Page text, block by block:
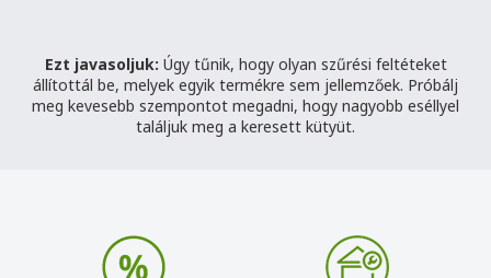
Ezt javasoljuk: Úgy tűnik, hogy olyan szűrési feltéteket
állítottál be, melyek egyik termékre sem jellemzőek. Próbálj
meg kevesebb szempontot megadni, hogy nagyobb eséllyel
találjuk meg a keresett kütyüt.